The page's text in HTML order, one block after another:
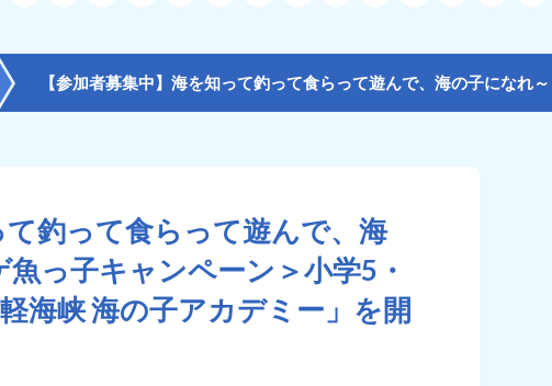
て釣って食らって遊んで、海
っ子キャンペーン＞小学5・
海峡 海の子アカデミー」を開